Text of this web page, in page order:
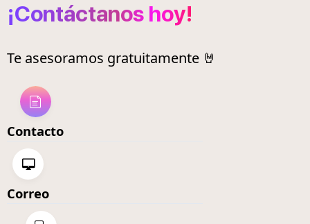
¡Contáctanos hoy!
Te asesoramos gratuitamente 🤘
Contacto
Correo